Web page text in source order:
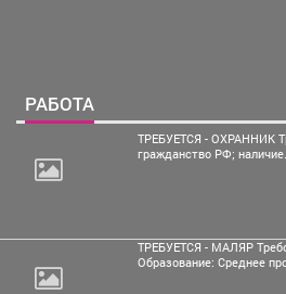
РАБОТА
ТРЕБУЕТСЯ - ОХРАННИК
гражданство РФ;
ТРЕБУЕТСЯ - МАЛЯР
Образование: Среднее